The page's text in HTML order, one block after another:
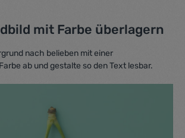
mit Farbe überlagern
nach belieben mit einer
ab und gestalte so den Text lesbar.